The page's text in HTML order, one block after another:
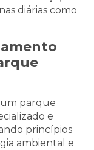
diárias como
parque
e
princípios
ambiental e